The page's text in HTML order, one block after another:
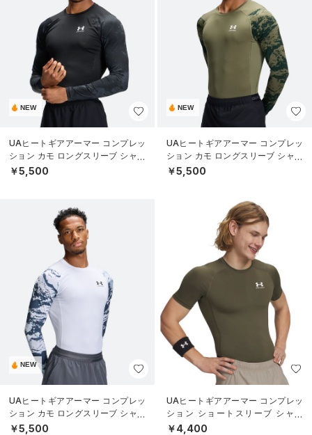
NEW
UAヒートギアアーマー コンプレッ
ション カモ ロングスリーブ シャツ
（トレーニング/MEN）
￥5,500
NEW
UAヒートギアアーマー コンプレッ
ション カモ ロングスリーブ シャツ
（トレーニング/MEN）
￥5,500
NEW
UAヒートギアアーマー コンプレッ
ション カモ ロングスリーブ シャツ
（トレーニング/MEN）
￥5,500
UAヒートギアアーマー コンプレッ
ション ショートスリーブ シャツ
（トレーニング/MEN）
￥4,400